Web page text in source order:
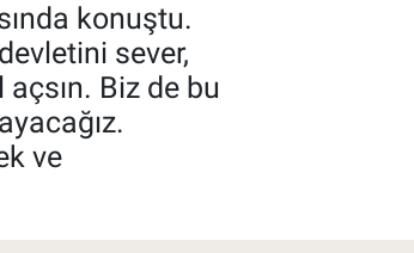
konuştu.
sever,
açsın. Biz de bu
ve